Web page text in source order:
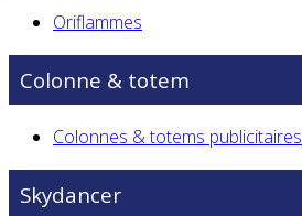
Oriflammes
Colonne & totem
Colonnes & totems publicitaires
Skydancer